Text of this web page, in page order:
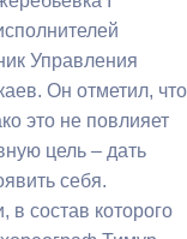
Управления
Он отметил, что
это не повлияет
цель – дать
себя.
состав которого